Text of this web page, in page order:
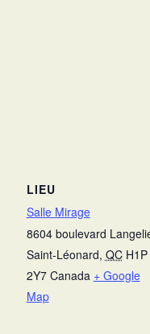
LIEU
Salle Mirage
8604 boulevard
Saint-Léonard, QC H1P
2Y7 Canada + Google
Map